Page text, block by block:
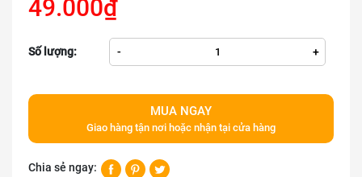
49.000₫
Số lượng: - +
MUA NGAY
Giao hàng tận nơi hoặc nhận tại cửa hàng
Chia sẻ ngay: